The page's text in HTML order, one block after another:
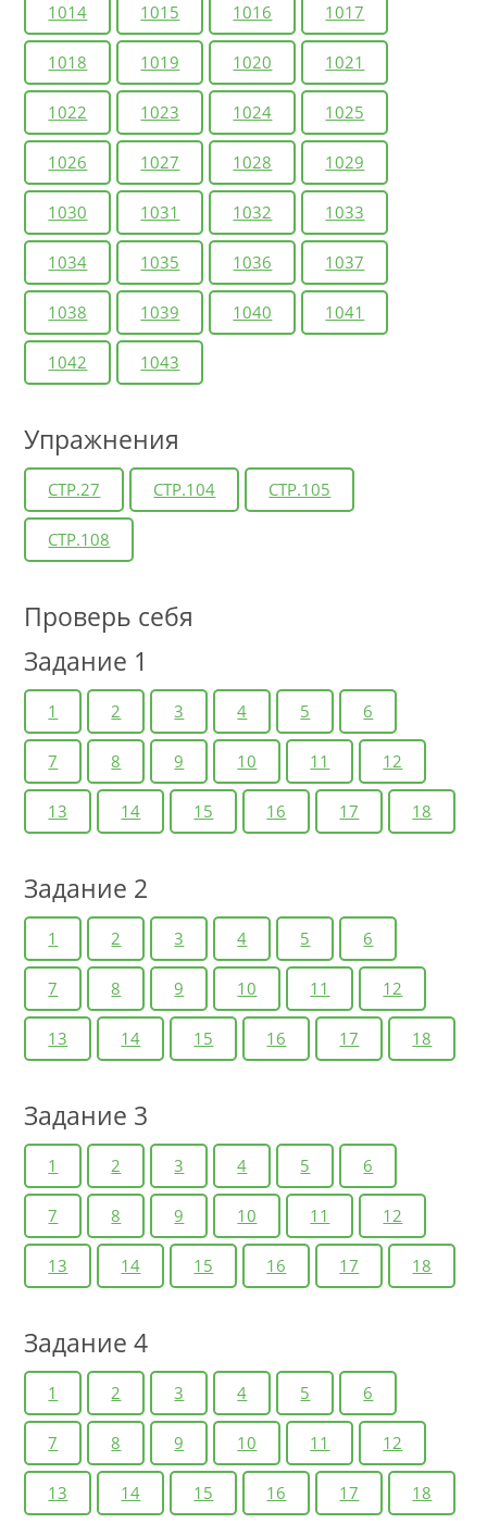
1014 1015 1016 1017
1018 1019 1020 1021
1022 1023 1024 1025
1026 1027 1028 1029
1030 1031 1032 1033
1034 1035 1036 1037
1038 1039 1040 1041
1042 1043
Упражнения
СТР.27 СТР.104 СТР.105
СТР.108
Проверь себя
Задание 1
1 2 3 4 5 6
7 8 9 10 11 12
13 14 15 16 17 18
Задание 2
1 2 3 4 5 6
7 8 9 10 11 12
13 14 15 16 17 18
Задание 3
1 2 3 4 5 6
7 8 9 10 11 12
13 14 15 16 17 18
Задание 4
1 2 3 4 5 6
7 8 9 10 11 12
13 14 15 16 17 18